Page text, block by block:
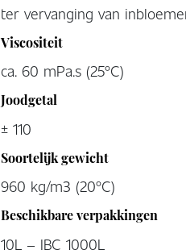
ter vervanging van
Viscositeit
ca. 60 mPa.s (25°C)
Joodgetal
± 110
Soortelijk gewicht
960 kg/m3 (20°C)
Beschikbare verpakkingen
10L – IBC 1000L